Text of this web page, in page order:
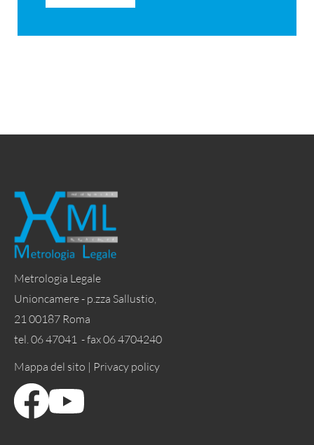
Metrologia Legale
Unioncamere - p.zza Sallustio,
21 00187 Roma
tel. 06 47041 - fax 06 4704240
Mappa del sito | Privacy policy